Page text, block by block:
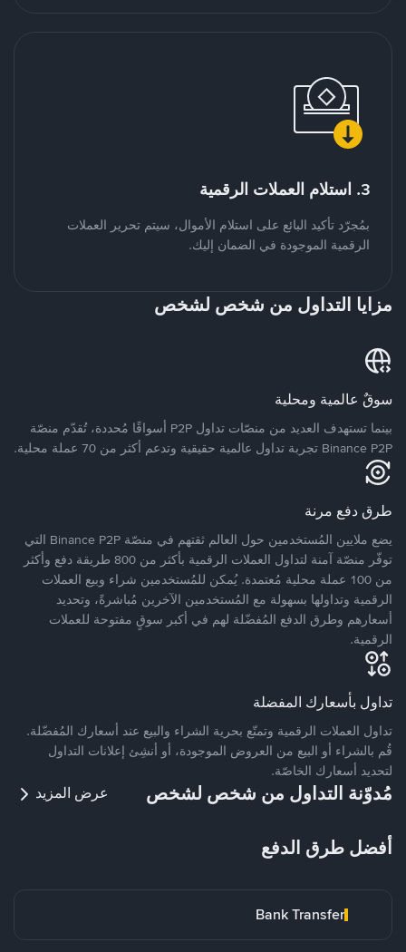
3. استلام العملات الرقمية
بمُجرّد تأكيد البائع على استلام الأموال، سيتم تحرير العملات
الرقمية الموجودة في الضمان إليك.
مزايا التداول من شخص لشخص
سوقٌ عالمية ومحلية
بينما تستهدف العديد من منصّات تداول P2P أسواقًا مُحددة، تُقدّم منصّة
Binance P2P تجربة تداول عالمية حقيقية وتدعم أكثر من 70 عملة محلية.
طرق دفع مرنة
يضع ملايين المُستخدمين حول العالم ثقتهم في منصّة Binance P2P التي
توفّر منصّة آمنة لتداول العملات الرقمية بأكثر من 800 طريقة دفع وأكثر
من 100 عملة محلية مُعتمدة. يُمكن للمُستخدمين شراء وبيع العملات
الرقمية وتداولها بسهولة مع المُستخدمين الآخرين مُباشرةً، وتحديد
أسعارهم وطرق الدفع المُفضّلة لهم في أكبر سوقٍ مفتوحة للعملات
الرقمية.
تداول بأسعارك المفضلة
تداول العملات الرقمية وتمتّع بحرية الشراء والبيع عند أسعارك المُفضّلة.
قُم بالشراء أو البيع من العروض الموجودة، أو أنشِئ إعلانات التداول
لتحديد أسعارك الخاصّة.
مُدوّنة التداول من شخص لشخص عرض المزيد
أفضل طرق الدفع
Bank Transfer